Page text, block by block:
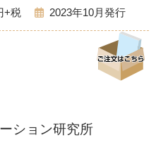
2023年10月
ション研究所